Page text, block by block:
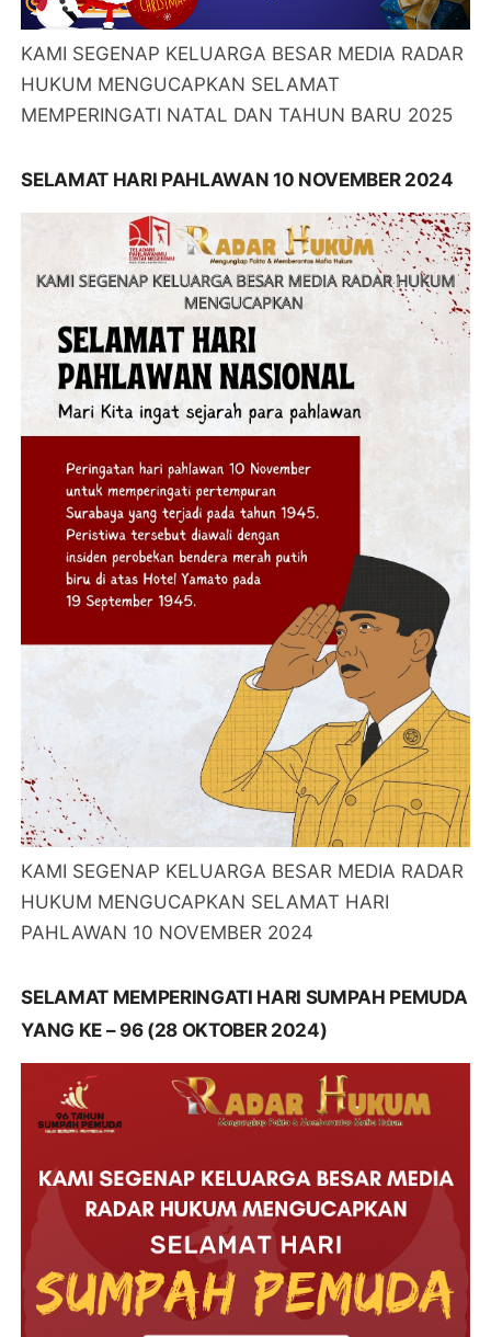
KAMI SEGENAP KELUARGA BESAR MEDIA RADAR
HUKUM MENGUCAPKAN SELAMAT
MEMPERINGATI NATAL DAN TAHUN BARU 2025
SELAMAT HARI PAHLAWAN 10 NOVEMBER 2024
KAMI SEGENAP KELUARGA BESAR MEDIA RADAR
HUKUM MENGUCAPKAN SELAMAT HARI
PAHLAWAN 10 NOVEMBER 2024
SELAMAT MEMPERINGATI HARI SUMPAH PEMUDA
YANG KE – 96 (28 OKTOBER 2024)